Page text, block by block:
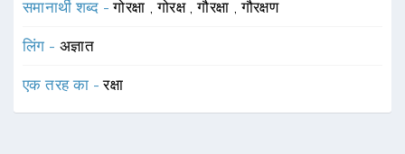
समानार्थी शब्द -गोरक्षा ,गोरक्ष ,गौरक्षा ,गौरक्षण
लिंग - अज्ञात
एक तरह का -रक्षा